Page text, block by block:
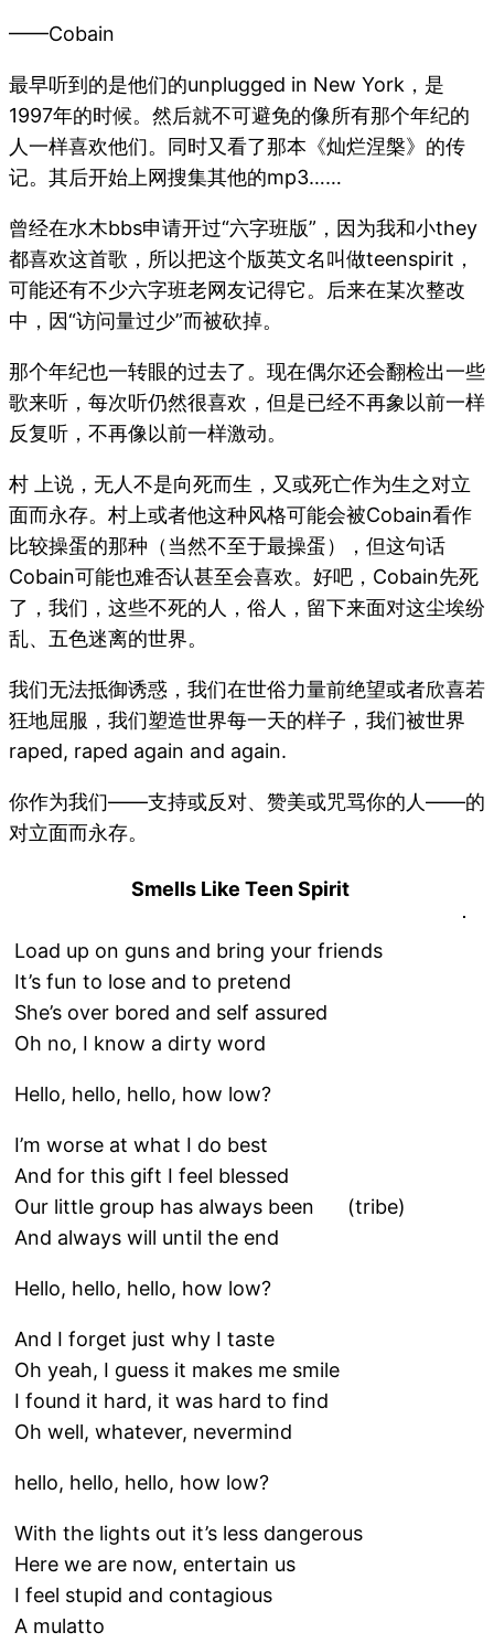
——Cobain
最早听到的是他们的unplugged in New York，是
1997年的时候。然后就不可避免的像所有那个年纪的
人一样喜欢他们。同时又看了那本《灿烂涅槃》的传
记。其后开始上网搜集其他的mp3……
曾经在水木bbs申请开过“六字班版”，因为我和小they
都喜欢这首歌，所以把这个版英文名叫做teenspirit，
可能还有不少六字班老网友记得它。后来在某次整改
中，因“访问量过少”而被砍掉。
那个年纪也一转眼的过去了。现在偶尔还会翻检出一些
歌来听，每次听仍然很喜欢，但是已经不再象以前一样
反复听，不再像以前一样激动。
村 上说，无人不是向死而生，又或死亡作为生之对立
面而永存。村上或者他这种风格可能会被Cobain看作
比较操蛋的那种（当然不至于最操蛋），但这句话
Cobain可能也难否认甚至会喜欢。好吧，Cobain先死
了，我们，这些不死的人，俗人，留下来面对这尘埃纷
乱、五色迷离的世界。
我们无法抵御诱惑，我们在世俗力量前绝望或者欣喜若
狂地屈服，我们塑造世界每一天的样子，我们被世界
raped, raped again and again.
你作为我们——支持或反对、赞美或咒骂你的人——的
对立面而永存。
Smells Like Teen Spirit
Load up on guns and bring your friends
It’s fun to lose and to pretend
She’s over bored and self assured
Oh no, I know a dirty word
Hello, hello, hello, how low?
I’m worse at what I do best
And for this gift I feel blessed
Our little group has always been (tribe)
And always will until the end
Hello, hello, hello, how low?
And I forget just why I taste
Oh yeah, I guess it makes me smile
I found it hard, it was hard to find
Oh well, whatever, nevermind
hello, hello, hello, how low?
With the lights out it’s less dangerous
Here we are now, entertain us
I feel stupid and contagious
A mulatto